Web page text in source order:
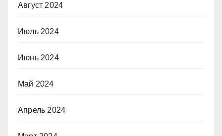
Август 2024
Июль 2024
Июнь 2024
Май 2024
Апрель 2024